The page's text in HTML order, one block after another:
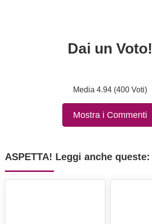
Dai un Voto!
Media 4.94 (400 Voti)
Mostra i Commenti
ASPETTA! Leggi anche queste: